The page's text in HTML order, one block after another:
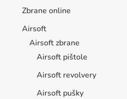
Zbrane online
Airsoft
Airsoft zbrane
Airsoft pištole
Airsoft revolvery
Airsoft pušky